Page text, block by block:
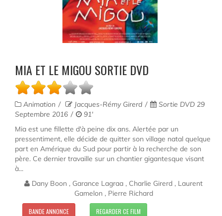
MIA ET LE MIGOU SORTIE DVD
Animation Jacques-Rémy Girerd
Sortie DVD 29
Septembre 2016
91'
Mia est une fillette d'à peine dix ans. Alertée par un
pressentiment, elle décide de quitter son village natal quelque
part en Amérique du Sud pour partir à la recherche de son
père. Ce dernier travaille sur un chantier gigantesque visant
à...
Dany Boon , Garance Lagraa , Charlie Girerd , Laurent
Gamelon , Pierre Richard
BANDE ANNONCE REGARDER CE FILM